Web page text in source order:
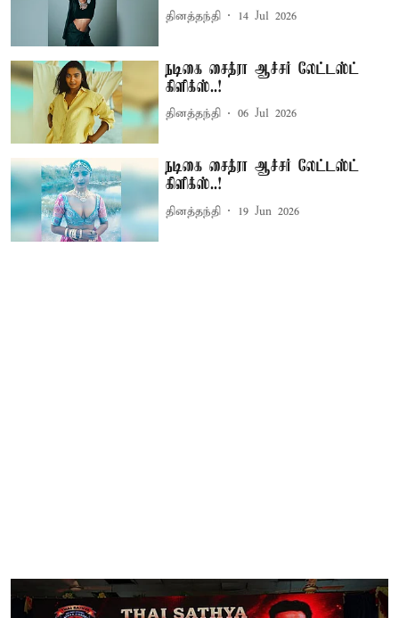
தினத்தந்தி 14 Jul 2026
நடிகை சைத்ரா ஆச்சர் லேட்டஸ்ட்
கிளிக்ஸ்..!
தினத்தந்தி 06 Jul 2026
நடிகை சைத்ரா ஆச்சர் லேட்டஸ்ட்
கிளிக்ஸ்..!
தினத்தந்தி 19 Jun 2026